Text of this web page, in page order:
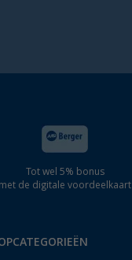
Tot wel 5% bonus
met de digitale voordeelkaart